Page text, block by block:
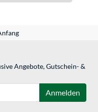
Angebote, Gutschein- &
Anmelden